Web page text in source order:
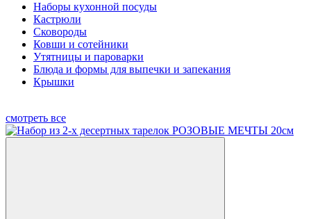
Наборы кухонной посуды
Кастрюли
Сковороды
Ковши и сотейники
Утятницы и пароварки
Блюда и формы для выпечки и запекания
Крышки
смотреть все